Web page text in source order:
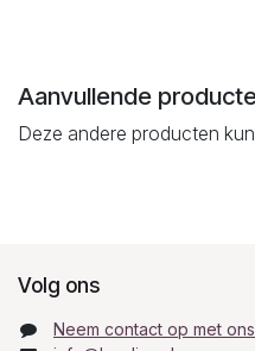
Aanvullende
Deze andere producten
Volg ons
Neem contact op met ons